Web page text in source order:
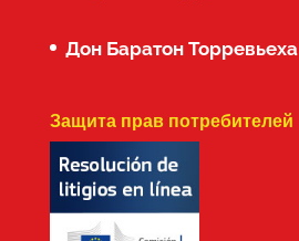
Дон Баратон Торревьеха
Защита прав потребителей